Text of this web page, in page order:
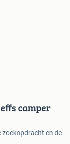
camper
zoekopdracht en de